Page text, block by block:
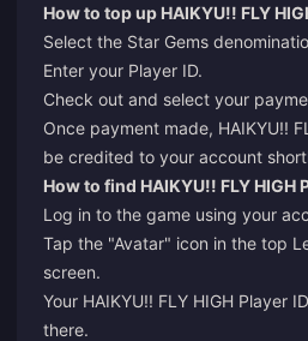
How to top up HAIKYU!! FLY
Select the Star Gems
Enter your Player ID.
Check out and select your
Once payment made, HAIKYU!!
be credited to your account
How to find HAIKYU!! FLY HIGH
Log in to the game using your
Tap the "Avatar" icon in the top
screen.
Your HAIKYU!! FLY HIGH Player
there.